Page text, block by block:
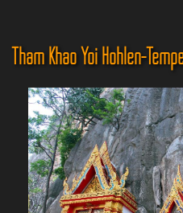
Tham Khao Yoi Höhlen-